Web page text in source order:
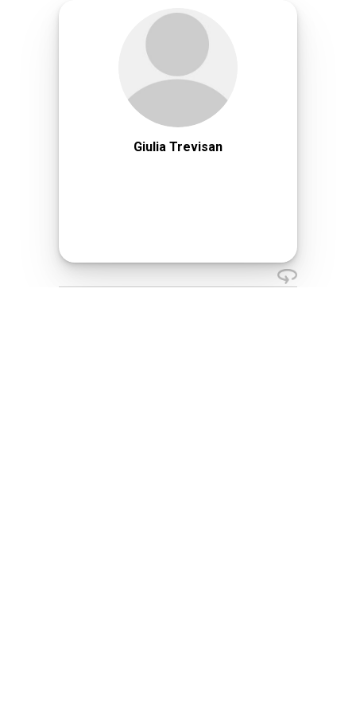
Giulia Trevisan